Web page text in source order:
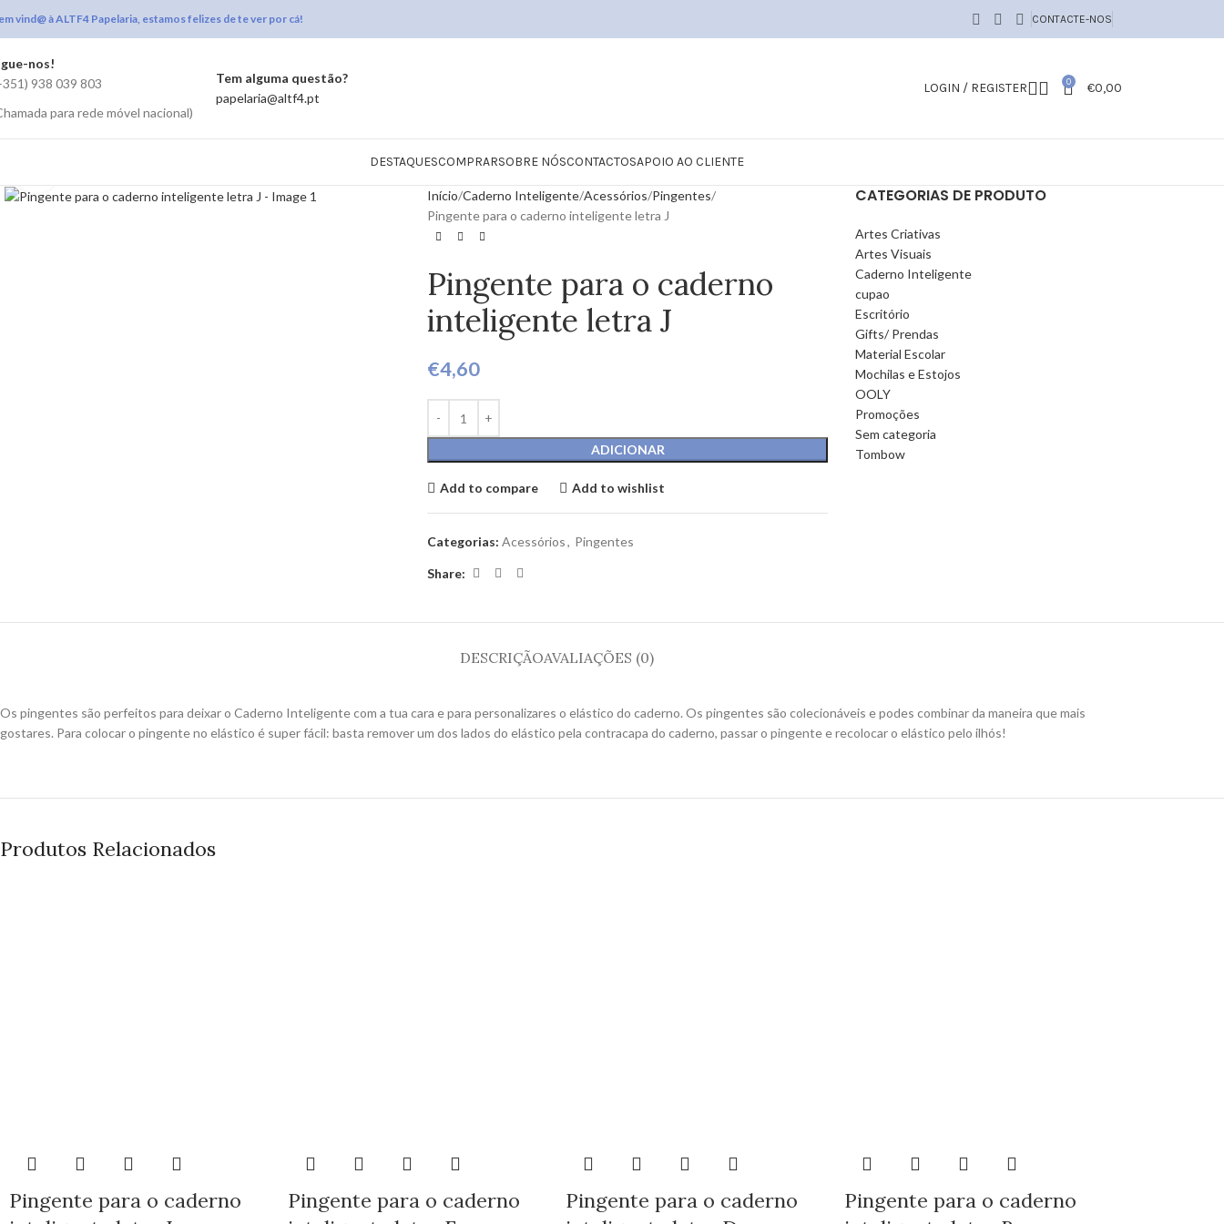
vind@ à ALTF4 Papelaria, estamos felizes de te ver por cá! CONTACTE-NOS
nos!
938 039 803
para rede móvel nacional)
Tem alguma questão?
papelaria@altf4.pt
LOGIN / REGISTER 0 €0,00
DESTAQUESCOMPRARSOBRE NÓSCONTACTOSAPOIO AO CLIENTE
Início Caderno Inteligente Acessórios Pingentes
Pingente para o caderno inteligente letra J
Pingente para o caderno
inteligente letra J
€4,60
ADICIONAR
Add to compare Add to wishlist
Categorias: Acessórios , Pingentes
Share:
CATEGORIAS DE PRODUTO
Artes Criativas
Artes Visuais
Caderno Inteligente
cupao
Escritório
Gifts/ Prendas
Material Escolar
Mochilas e Estojos
OOLY
Promoções
Sem categoria
Tombow
DESCRIÇÃOAVALIAÇÕES (0)
Os pingentes são perfeitos para deixar o Caderno Inteligente com a tua cara e para personalizares o elástico do caderno. Os pingentes são colecionáveis e podes combinar da maneira que mais
gostares. Para colocar o pingente no elástico é super fácil: basta remover um dos lados do elástico pela contracapa do caderno, passar o pingente e recolocar o elástico pelo ilhós!
Produtos Relacionados
Pingente para o caderno
Pingente para o caderno
Pingente para o caderno
Pingente para o caderno